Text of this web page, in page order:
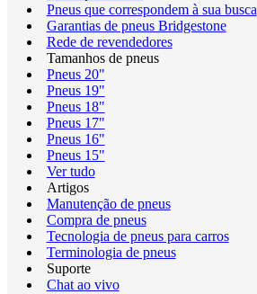
Pneus que correspondem à sua busca
Garantias de pneus Bridgestone
Rede de revendedores
Tamanhos de pneus
Pneus 20"
Pneus 19"
Pneus 18"
Pneus 17"
Pneus 16"
Pneus 15"
Ver tudo
Artigos
Manutenção de pneus
Compra de pneus
Tecnologia de pneus para carros
Terminologia de pneus
Suporte
Chat ao vivo